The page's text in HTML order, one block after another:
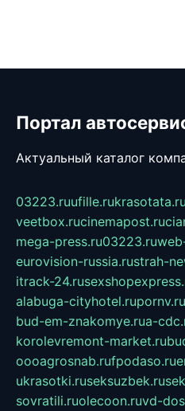
Портал
Актуальный каталог
03223.ruufille.rukrasotata.ru
veetbox.rucinemapost.ru
mega-press.ru03223.ru
eurovision-russia.rustrah-
itrack-24.ru
alabuga-cityhotel.rupornv.ru
bud-em-znakomye.rua-
korolevremont-market.ru
oooagrosnab.rufpodaso.ru
ukrasotki.ruseksuzbek.ru
sovratili.ruolecoon.ruvd-